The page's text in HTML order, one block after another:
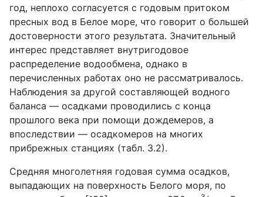
год, неплохо согласуется с годовым притоком
пресных вод в Белое море, что говорит о большей
достоверности этого результата. Значительный
интерес представляет внутригодовое
распределение водообмена, однако в
перечисленных работах оно не рассматривалось.
Наблюдения за другой составляющей водного
баланса — осадками проводились с конца
прошлого века при помощи дождемеров, а
впоследствии — осадкомеров на многих
прибрежных станциях (табл. 3.2).
Средняя многолетняя годовая сумма осадков,
выпадающих на поверхность Белого моря, по